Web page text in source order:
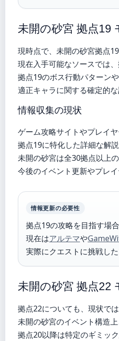
未開の砂宮 拠点19
現時点で、未開の砂宮拠点
現在入手可能なソースでは
拠点19のボス行動パターンや
適正キャラに関する確定的
情報収集の現状
ゲーム攻略サイトやプレイヤ
拠点19に特化した詳細な解
未開の砂宮は全30拠点以上
今後のイベント更新やプレ
情報更新の必要性
拠点19の攻略を目指す場合
現在はアルテマや
実際にクエストに挑戦し
未開の砂宮 拠点22
拠点22についても、現状で
未開の砂宮のイベント構造上
拠点20以降は特定のギミッ